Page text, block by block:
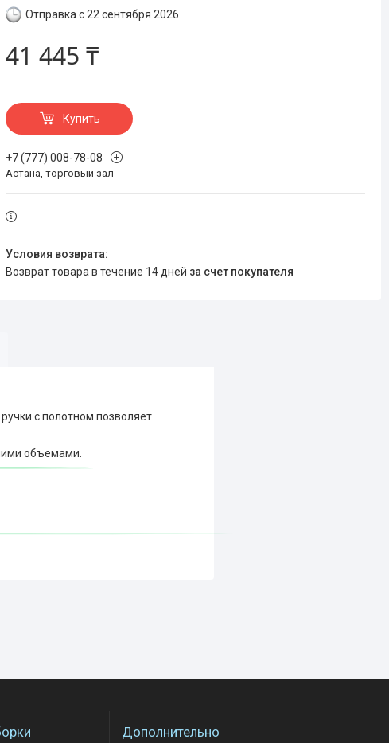
Отправка с 22 сентября 2026
41 445 ₸
Купить
+7 (777) 008-78-08
Астана, торговый зал
возврат товара в течение 14 дней за счет покупателя
с полотном позволяет
объемами.
Дополнительно